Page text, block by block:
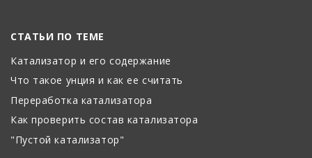
СТАТЬИ ПО ТЕМЕ
Катализатор и его содержание
Что такое унция и как ее считать
Переработка катализатора
Как проверить состав катализатора
"Пустой катализатор"